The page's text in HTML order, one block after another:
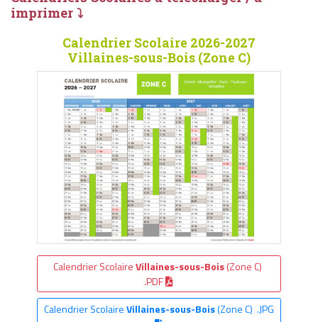
imprimer ⤵
Calendrier Scolaire 2026-2027
Villaines-sous-Bois (Zone C)
Calendrier ScolaireVillaines-sous-Bois(Zone C)
.PDF
Calendrier ScolaireVillaines-sous-Bois(Zone C) .JPG